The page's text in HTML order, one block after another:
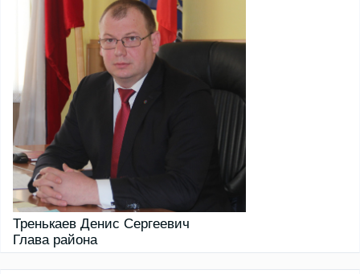
Тренькаев Денис Сергеевич
Глава района